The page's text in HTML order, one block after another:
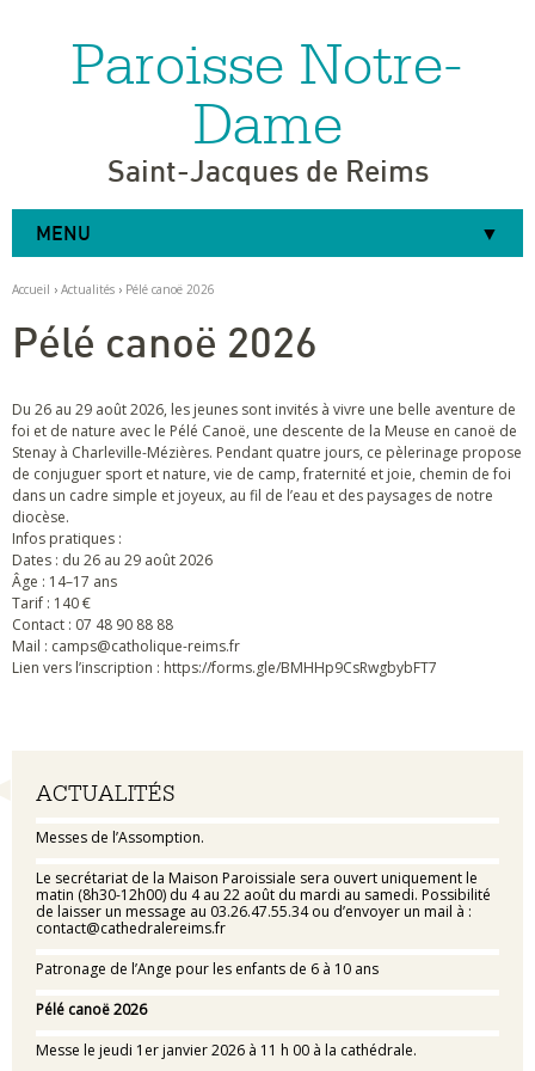
Paroisse Notre-
Dame
Saint-Jacques de Reims
MENU
Accueil › Actualités › Pélé canoë 2026
Navigation
ACTUALITÉS
Messes de l’Assomption.
Le secrétariat de la Maison Paroissiale sera ouvert uniquement le
matin (8h30-12h00) du 4 au 22 août du mardi au samedi. Possibilité
de laisser un message au 03.26.47.55.34 ou d’envoyer un mail à :
contact@cathedralereims.fr
Patronage de l’Ange pour les enfants de 6 à 10 ans
Pélé canoë 2026
Messe le jeudi 1er janvier 2026 à 11 h 00 à la cathédrale.
Pélé canoë 2026
Du 26 au 29 août 2026, les jeunes sont invités à vivre une belle aventure de
foi et de nature avec le Pélé Canoë, une descente de la Meuse en canoë de
Stenay à Charleville-Mézières. Pendant quatre jours, ce pèlerinage propose
de conjuguer sport et nature, vie de camp, fraternité et joie, chemin de foi
dans un cadre simple et joyeux, au fil de l’eau et des paysages de notre
diocèse.
Infos pratiques :
Dates : du 26 au 29 août 2026
Âge : 14–17 ans
Tarif : 140 €
Contact : 07 48 90 88 88
Mail : camps@catholique-reims.fr
Lien vers l’inscription : https://forms.gle/BMHHp9CsRwgbybFT7